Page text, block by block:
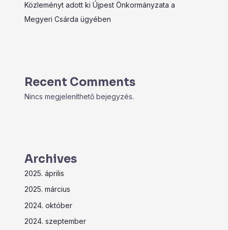
Közleményt adott ki Újpest Önkormányzata a
Megyeri Csárda ügyében
Recent Comments
Nincs megjeleníthető bejegyzés.
Archives
2025. április
2025. március
2024. október
2024. szeptember